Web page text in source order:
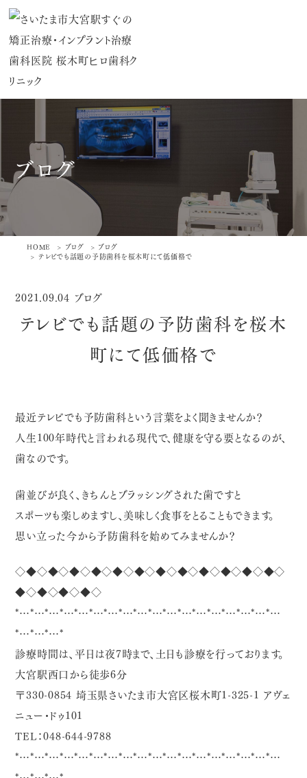
ブログ
HOME ブログ
ブログ
テレビでも話題の予防歯科を桜木町にて低価格で
2021.09.04 ブログ
テレビでも話題の予防歯科を桜木
町にて低価格で
最近テレビでも予防歯科という言葉をよく聞きませんか？
人生100年時代と言われる現代で、健康を守る要となるのが、
歯なのです。
歯並びが良く、きちんとブラッシングされた歯ですと
スポーツも楽しめますし、美味しく食事をとることもできます。
思い立った今から予防歯科を始めてみませんか？
◇◆◇◆◇◆◇◆◇◆◇◆◇◆◇◆◇◆◇◆◇◆◇◆◇
◆◇◆◇◆◇◆◇
*…*…*…*…*…*…*…*…*…*…*…*…*…*…*…*…*…*…
*…*…*…*
診療時間は、平日は夜7時まで、土日も診療を行っております。
大宮駅西口から徒歩6分
〒330-0854 埼玉県さいたま市大宮区桜木町1-325-1 アヴェ
ニュー・ドゥ101
TEL：048-644-9788
*…*…*…*…*…*…*…*…*…*…*…*…*…*…*…*…*…*…